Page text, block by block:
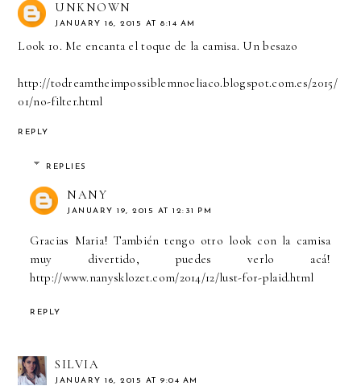
UNKNOWN
JANUARY 16, 2015 AT 8:14 AM
Look 10. Me encanta el toque de la camisa. Un besazo
http://todreamtheimpossiblemnoeliaco.blogspot.com.es/2015/
01/no-filter.html
REPLY
REPLIES
NANY
JANUARY 19, 2015 AT 12:31 PM
Gracias Maria! También tengo otro look con la camisa
muy divertido, puedes verlo acá!
http://www.nanysklozet.com/2014/12/lust-for-plaid.html
REPLY
SILVIA
JANUARY 16, 2015 AT 9:04 AM